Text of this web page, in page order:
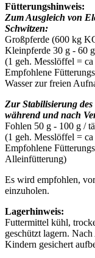
Fütterungshinweis:
Zum Ausgleich von
Schwitzen:
Großpferde (600 kg
Kleinpferde 30 g - 60
(1 geh. Messlöffel =
Empfohlene
Wasser zur freien
Zur Stabilisierung des
während und nach
Fohlen 50 g - 100 g /
(1 geh. Messlöffel =
Empfohlene
Alleinfütterung)
Es wird empfohlen,
einzuholen.
Lagerhinweis:
Futtermittel kühl,
geschützt lagern.
Kindern gesichert